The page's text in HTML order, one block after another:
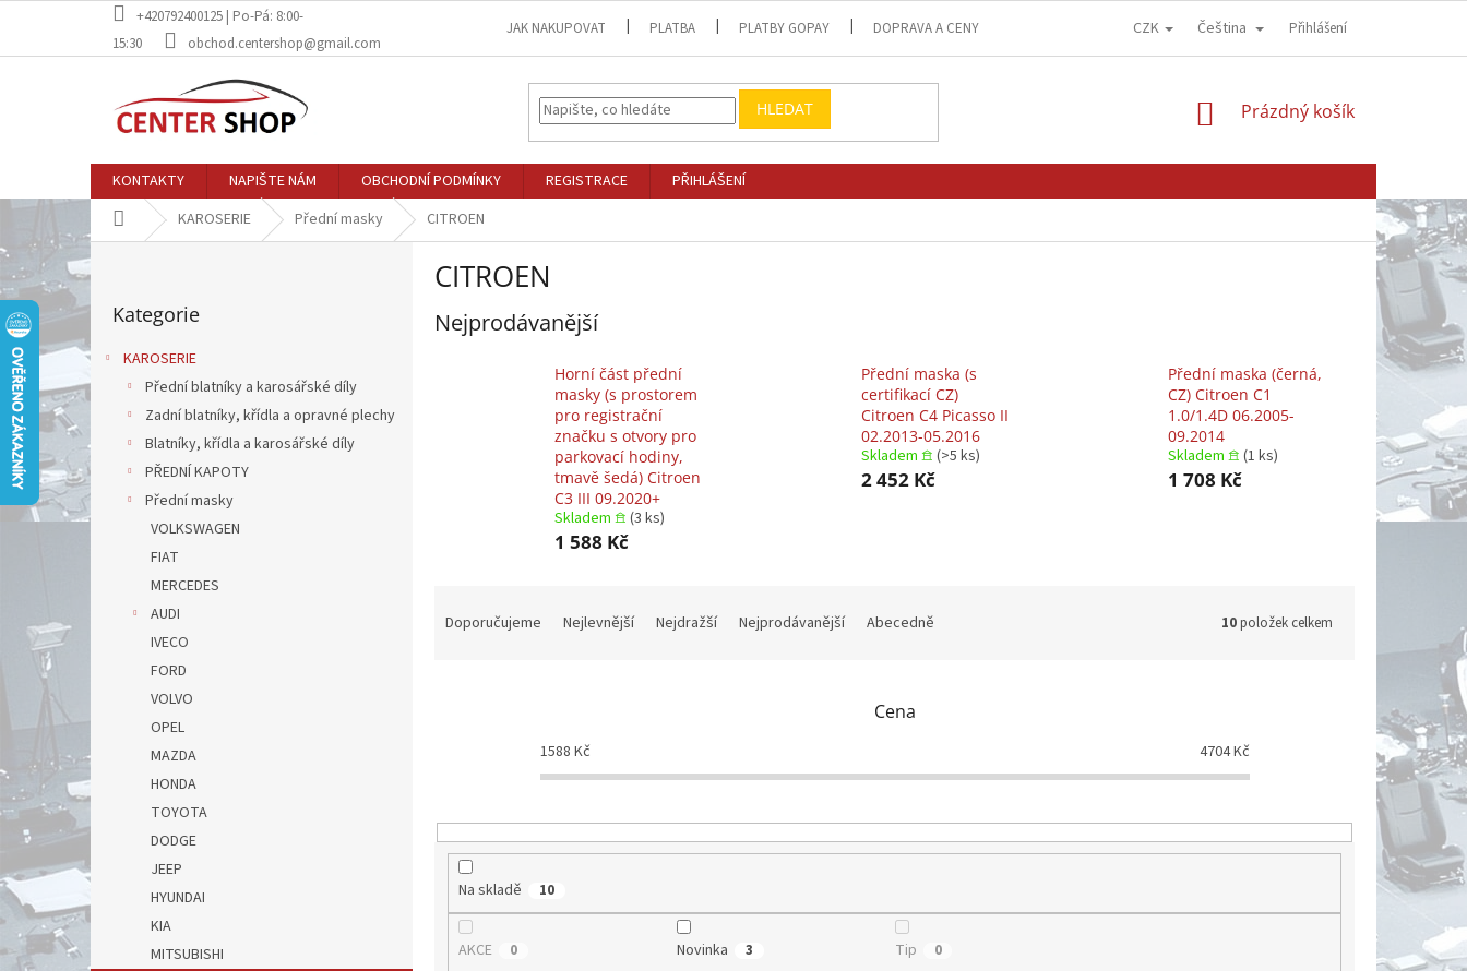
obsah
+420792400125 | Po-Pá: 8:00-
15:30
obchod.centershop@gmail.com
JAK NAKUPOVAT PLATBA PLATBY GOPAY DOPRAVA A CENY OBCHODNÍ PODMÍNKY GDPR - OCHRANA OSOBNÍCH ÚDAJŮ
CZK Čeština Přihlášení
HLEDAT
NÁKUPNÍ
Prázdný košík
KONTAKTY NAPIŠTE NÁM OBCHODNÍ PODMÍNKY REGISTRACE
PŘIHLÁŠENÍ
Domů KAROSERIE Přední masky CITROEN
P
o
s
r
n
í
p
a
n
kategorie
Kategorie
KAROSERIE
Přední blatníky a karosářské díly
Zadní blatníky, křídla a opravné plechy
Blatníky, křídla a karosářské díly
PŘEDNÍ KAPOTY
Přední masky
VOLKSWAGEN
FIAT
MERCEDES
AUDI
IVECO
FORD
VOLVO
OPEL
MAZDA
HONDA
TOYOTA
DODGE
JEEP
HYUNDAI
KIA
MITSUBISHI
CITROEN
Nejprodávanější
Horní část přední
masky (s prostorem
pro registrační
značku s otvory pro
parkovací hodiny,
tmavě šedá) Citroen
C3 III 09.2020+
Skladem 𖠿 (3 ks)
1 588 Kč
Přední maska (s
certifikací CZ)
Citroen C4 Picasso II
02.2013-05.2016
Skladem 𖠿 (>5 ks)
2 452 Kč
Přední maska (černá,
CZ) Citroen C1
1.0/1.4D 06.2005-
09.2014
Skladem 𖠿 (1 ks)
1 708 Kč
u
Doporučujeme Nejlevnější Nejdražší Nejprodávanější Abecedně 10položek celkem
Cena
1588 Kč 4704Kč
Na skladě 10
AKCE 0 Novinka 3 Tip 0